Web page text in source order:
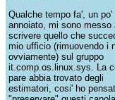
Qualche tempo fa', un po'
annoiato, mi sono messo
scrivere quello che
mio ufficio (rimuovendo i
ovviamente) sul gruppo
it.comp.os.linux.sys. La
pare abbia trovato degli
estimatori, cosi' ho